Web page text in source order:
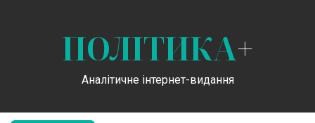
ПОЛІТИКА+
Аналітичне інтернет-видання